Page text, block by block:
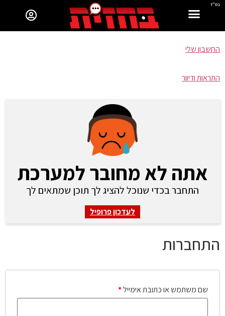
בס"ד
החשבון שלי
התראות ודיוור
אתה לא מחובר למערכת
התחבר בכדי שנוכל להציג לך תוכן שמתאים לך
לעדכון פרופיל
התחברות
שם משתמש או כתובת אימייל*